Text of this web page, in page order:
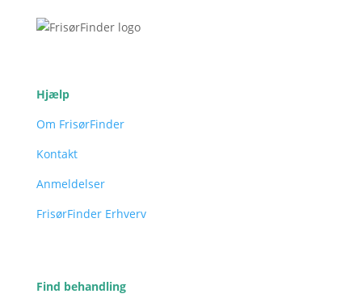
Hjælp
Om FrisørFinder
Kontakt
Anmeldelser
FrisørFinder Erhverv
Find behandling